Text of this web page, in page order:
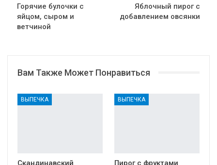
Горячие булочки с
яйцом, сыром и
ветчиной
Яблочный пирог с
добавлением овсянки
Вам Также Может Понравиться
ВЫПЕЧКА
Скандинавский
ВЫПЕЧКА
Пирог с фруктами